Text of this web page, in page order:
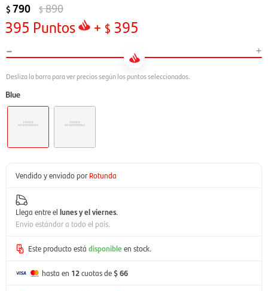
$ 790 $890
395 Puntos + $ 395
- +
Blue
Vendido y enviado por Rotunda
Llega entre el lunes y el viernes.
Envío estándar a todo el país.
Este producto está disponible en stock.
hasta en 12cuotas de$ 66